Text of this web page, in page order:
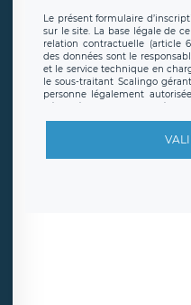
Le présent formulaire
sur le site. La base légale de
relation contractuelle (article
des données sont le
et le service technique en
le sous-traitant Scalingo
personne légalement
offrant desclauses de
en sollicite la suppression,
demander la suppression